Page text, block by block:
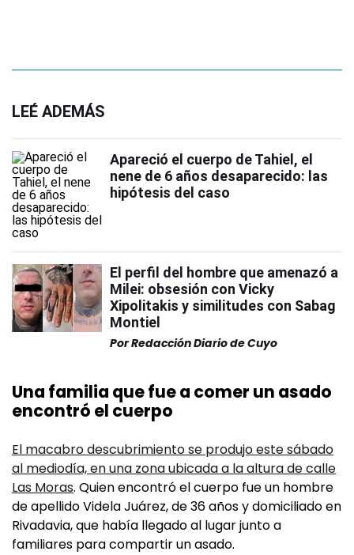
LEÉ ADEMÁS
Apareció el cuerpo de Tahiel, el
nene de 6 años desaparecido: las
hipótesis del caso
El perfil del hombre que amenazó a
Milei: obsesión con Vicky
Xipolitakis y similitudes con Sabag
Montiel
PorRedacción Diario de Cuyo
Una familia que fue a comer un asado
encontró el cuerpo
El macabro descubrimiento se produjo este sábado
al mediodía, en una zona ubicada a la altura de calle
Las Moras. Quien encontró el cuerpo fue un hombre
de apellido Videla Juárez, de 36 años y domiciliado en
Rivadavia, que había llegado al lugar junto a
familiares para compartir un asado.